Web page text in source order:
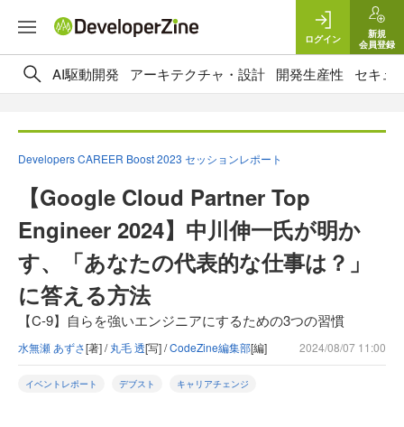
ログイン
新規
会員登録
AI駆動開発 アーキテクチャ・設計 開発生産性 セキュ
Developers CAREER Boost 2023 セッションレポート
【Google Cloud Partner Top
Engineer 2024】中川伸一氏が明か
す、「あなたの代表的な仕事は？」
に答える方法
【C-9】自らを強いエンジニアにするための3つの習慣
水無瀬 あずさ[著] /丸毛 透[写] /CodeZine編集部[編] 2024/08/07 11:00
イベントレポート デブスト キャリアチェンジ